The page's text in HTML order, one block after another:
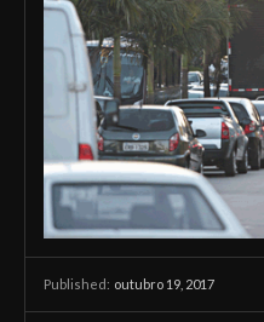
Published: outubro 19, 2017